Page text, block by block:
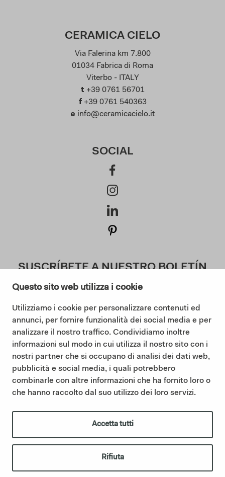
Questo sito web utilizza i cookie
Utilizziamo i cookie per personalizzare contenuti ed
annunci, per fornire funzionalità dei social media e per
analizzare il nostro traffico. Condividiamo inoltre
informazioni sul modo in cui utilizza il nostro sito con i
nostri partner che si occupano di analisi dei dati web,
pubblicità e social media, i quali potrebbero
combinarle con altre informazioni che ha fornito loro o
che hanno raccolto dal suo utilizzo dei loro servizi.
Accetta tutti
Rifiuta
CERAMICA CIELO
Via Falerina km 7.800
01034 Fabrica di Roma
Viterbo - ITALY
t +39 0761 56701
f +39 0761 540363
e info@ceramicacielo.it
SOCIAL
SUSCRÍBETE A NUESTRO BOLETÍN
Doy mi consentimiento a la Política de Privacidad (
Lea nuestra Política de Privacidad)
©2025 Ceramica Cielo |Cookie policy|Privacy policy|
IT01622510566 | Ceramica Cielo forma parte del Grupo Mittel a
italianbathroomdesign.com
créditos|IBD